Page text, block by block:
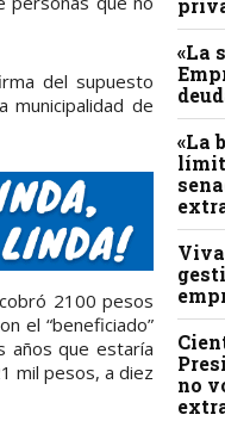
del supuesto
de
2100 pesos
el “beneficiado”
años que estaría
mil pesos, a diez
«La
«La
no